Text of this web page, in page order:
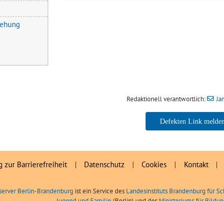
Redaktionell verantwortlich:
Jan Steckmeister
zur Barrierefreiheit | Datenschutz | Cookies | Kontakt |
Berlin-Brandenburg ist ein Service des Landesinstituts Brandenburg für